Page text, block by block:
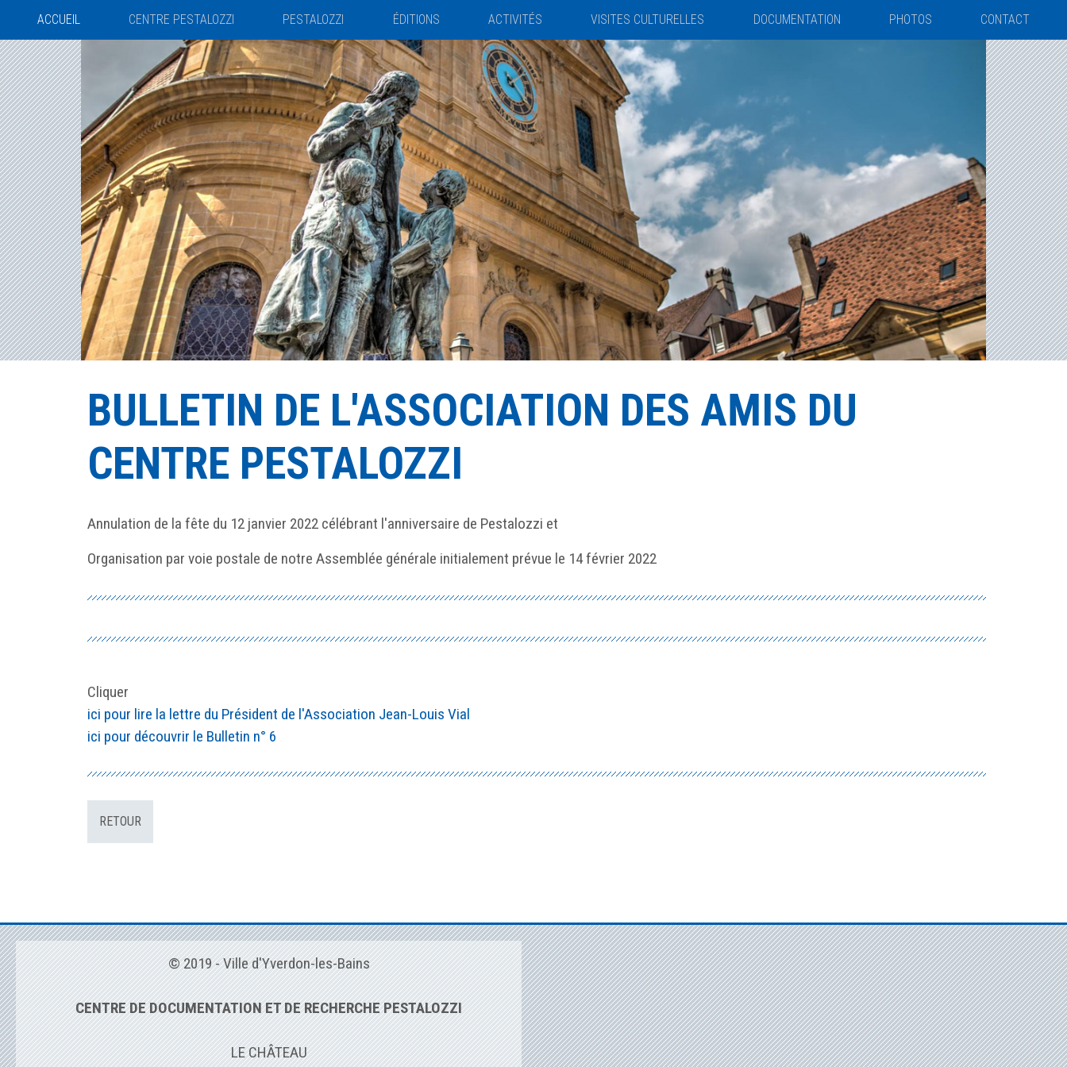
ACCUEIL CENTRE PESTALOZZI PESTALOZZI ÉDITIONS ACTIVITÉS VISITES CULTURELLES DOCUMENTATION PHOTOS CONTACT
BULLETIN DE L'ASSOCIATION DES AMIS DU
CENTRE PESTALOZZI
Annulation de la fête du 12 janvier 2022 célébrant l'anniversaire de Pestalozzi et
Organisation par voie postale de notre Assemblée générale initialement prévue le 14 février 2022
Cliquer
ici pour lire la lettre du Président de l'Association Jean-Louis Vial
ici pour découvrir le Bulletin n° 6
RETOUR
© 2019 - Ville d'Yverdon-les-Bains
CENTRE DE DOCUMENTATION ET DE RECHERCHE PESTALOZZI
LE CHÂTEAU